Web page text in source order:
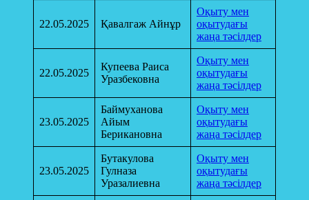
22.05.2025 Қавалгаж Айнұр
Оқыту мен
оқытудағы
жаңа тәсілдер
22.05.2025
Купеева Раиса
Уразбековна
Оқыту мен
оқытудағы
жаңа тәсілдер
23.05.2025
Баймуханова
Айым
Берикановна
Оқыту мен
оқытудағы
жаңа тәсілдер
23.05.2025
Бутакулова
Гулназа
Уразалиевна
Оқыту мен
оқытудағы
жаңа тәсілдер